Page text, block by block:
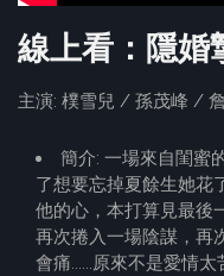
線上看：隱婚
主演: 樸雪兒 / 孫茂峰 /
簡介: 一場來自閨蜜
了想要忘掉夏餘生她花
他的心，本打算見最後
再次捲入一場陰謀，再
會痛......原來不是愛情